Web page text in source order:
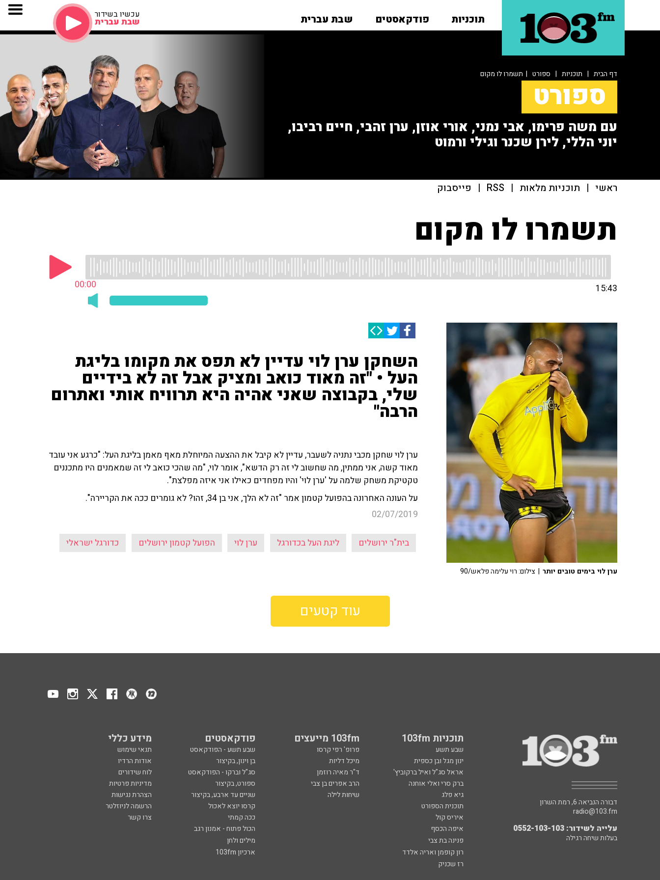
תוכניות פודקאסטים שבת עברית עכשיו בשידור
שבת עברית
דף הבית | תוכניות | ספורט | תשמרו לו מקום
ספורט
עם משה פרימו, אבי נמני, אורי אוזן, ערן זהבי, חיים רביבו,
יוני הללי, לירן שכנר וגילי ורמוט
ראשי | תוכניות מלאות |
RSS
| פייסבוק
תשמרו לו מקום
00:00 15:43
השחקן ערן לוי עדיין לא תפס את מקומו בליגת
העל • "זה מאוד כואב ומציק אבל זה לא בידיים
שלי, בקבוצה שאני אהיה היא תרוויח אותי ואתרום
הרבה"
ערן לוי שחקן מכבי נתניה לשעבר, עדיין לא קיבל את ההצעה המיוחלת מאף מאמן בליגת העל: "כרגע אני עובד
מאוד קשה, אני ממתין, מה שחשוב לי זה רק הדשא", אומר לוי, "מה שהכי כואב לי זה שמאמנים היו מתכננים
טקטיקת משחק שלמה על 'ערן לוי' והיו מפחדים כאילו אני איזה מפלצת".
על העונה האחרונה בהפועל קטמון אמר "זה לא הלך, אני בן 34, זהו? לא גומרים ככה את הקריירה".
02/07/2019
בית"ר ירושלים ליגת העל בכדורגל ערן לוי הפועל קטמון ירושלים כדורגל ישראלי
ערן לוי בימים טובים יותר | צילום: רוי עלימה פלאש/90
עוד קטעים
תוכניות 103fm 103fm מייעצים פודקאסטים מידע כללי
שבע תשע פרופ' רפי קרסו שבע תשע - הפודקאסט
תנאי שימוש
ינון מגל ובן כספית
מיכל דליות בן וינון, בקיצור
אודות הרדיו
אראל סג"ל ואיל ברקוביץ'
ד"ר מאיה רוזמן סג"ל וברקו - הפודקאסט
לוח שידורים
ברק סרי ואלי אוחנה
הרב אפרים בן צבי ספורט, בקיצור
מדיניות פרטיות
גיא פלג
שיחות לילה שניים עד ארבע, בקיצור
הצהרת נגישות
תוכנית הספורט
קרסו יוצא לאכול
הרשמה לניוזלטר
איריס קול
ככה קמתי
צרו קשר
איפה הכסף
הכול פתוח - אמנון רגב
פנינה בת צבי
מילים ולחן
רון קופמן ואריה אלדד
ארכיון 103fm
רז שכניק
דבורה הנביאה 6, רמת השרון
radio@103.fm
עלייה לשידור: 0552-103-103
בעלות שיחה רגילה